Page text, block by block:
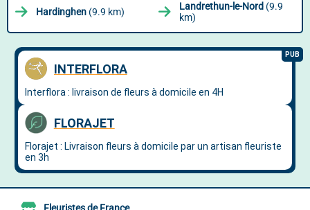
Hardinghen (9.9 km) Landrethun-le-Nord (9.9
km)